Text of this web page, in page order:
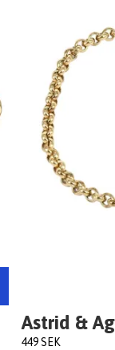
Astrid &
449 SEK